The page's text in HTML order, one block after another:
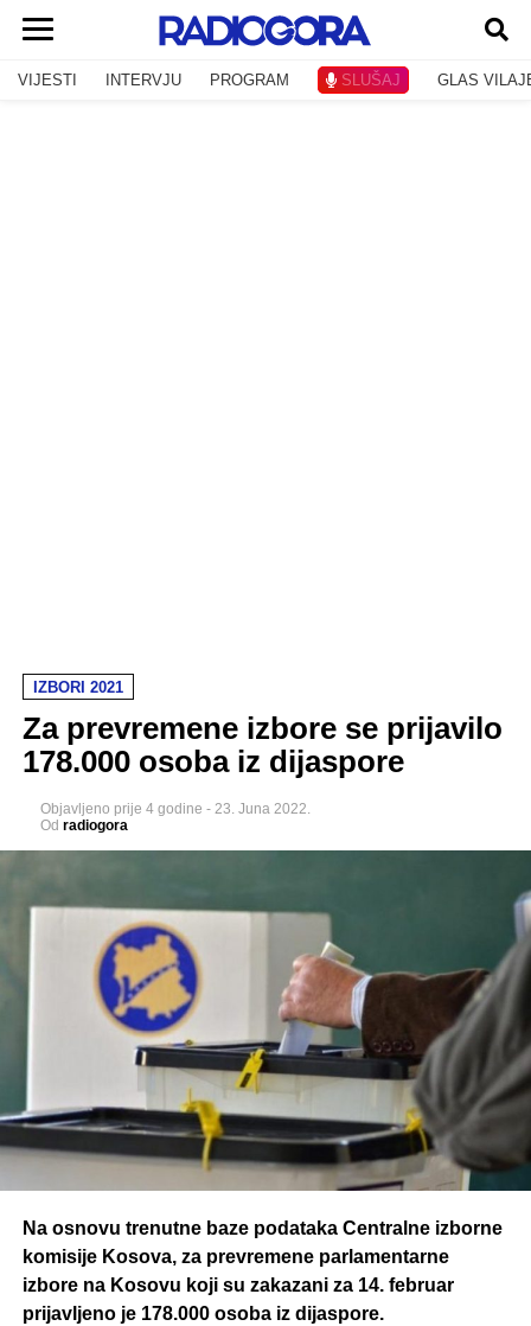
VIJESTI INTERVJU PROGRAM SLUŠAJ GLAS
IZBORI 2021
Za prevremene izbore se prijavilo
178.000 osoba iz dijaspore
Objavljeno prije 4 godine - 23. Juna 2022.
Od radiogora
Na osnovu trenutne baze podataka Centralne izborne
komisije Kosova, za prevremene parlamentarne
izbore na Kosovu koji su zakazani za 14. februar
prijavljeno je 178.000 osoba iz dijaspore.